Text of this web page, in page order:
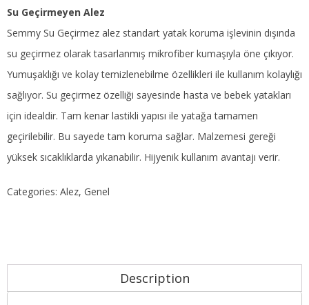
Su Geçirmeyen Alez
Semmy Su Geçirmez alez standart yatak koruma işlevinin dışında
su geçirmez olarak tasarlanmış mikrofiber kumaşıyla öne çıkıyor.
Yumuşaklığı ve kolay temizlenebilme özellikleri ile kullanım kolaylığı
sağlıyor. Su geçirmez özelliği sayesinde hasta ve bebek yatakları
için idealdir. Tam kenar lastikli yapısı ile yatağa tamamen
geçirilebilir. Bu sayede tam koruma sağlar. Malzemesi gereği
yüksek sıcaklıklarda yıkanabilir. Hijyenik kullanım avantajı verir.
Categories: Alez, Genel
Description